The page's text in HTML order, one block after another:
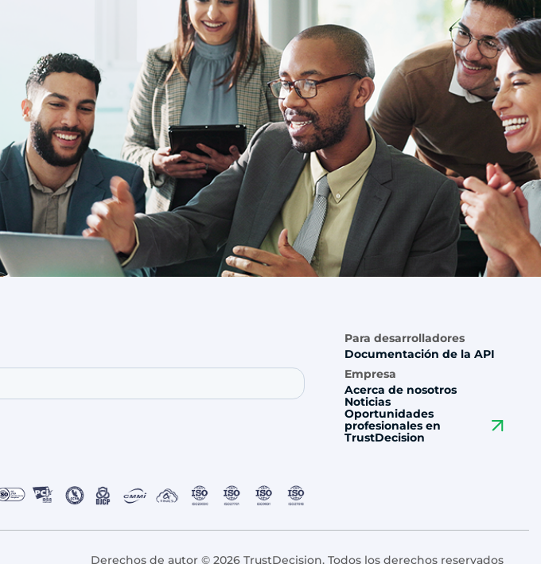
Para desarrolladores
Documentación de la API
Empresa
Acerca de nosotros
Noticias
Oportunidades
profesionales en
TrustDecision
Derechos de autor © 2026 TrustDecision. Todos los derechos reservados